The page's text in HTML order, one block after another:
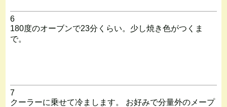
6
180度のオーブンで23分くらい。少し焼き色がつくま
で。
7
クーラーに乗せて冷まします。 お好みで分量外のメープ